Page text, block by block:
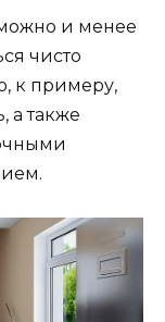
и менее
чисто
к примеру,
а также